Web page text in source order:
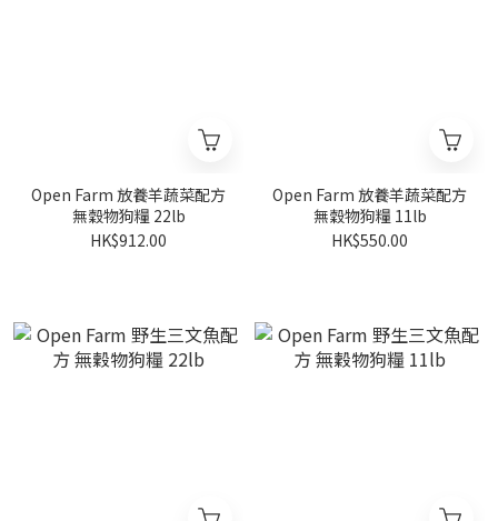
Open Farm 放養羊蔬菜配方
無穀物狗糧 22lb
HK$912.00
Open Farm 放養羊蔬菜配方
無穀物狗糧 11lb
HK$550.00